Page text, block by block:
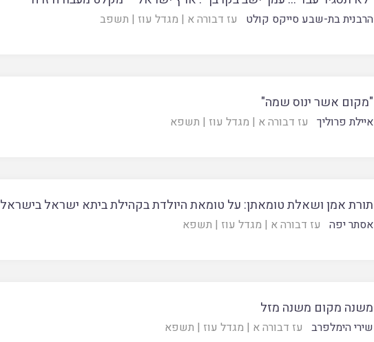
הרבנית בת-שבע סייקס קולט עז דבורה א | מגדל עוז | תשפב
"מקום אשר ינוס שמה"
איילת פרוליך עז דבורה א | מגדל עוז | תשפא
תורת אמן ושאלת טומאתן: על טומאת היולדת בקהילת ביתא ישראל בישראל
אסתר יפה עז דבורה א | מגדל עוז | תשפא
משנה מקום משנה מזל
שירי הימלפרב עז דבורה א | מגדל עוז | תשפא